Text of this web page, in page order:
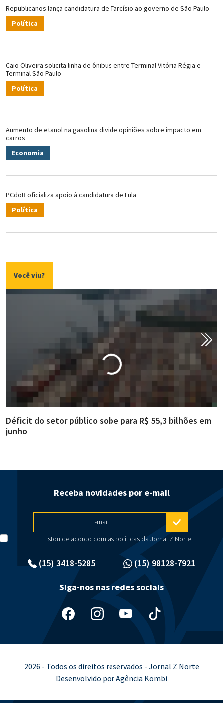
Republicanos lança candidatura de Tarcísio ao governo de São Paulo
Política
Caio Oliveira solicita linha de ônibus entre Terminal Vitória Régia e
Terminal São Paulo
Política
Aumento de etanol na gasolina divide opiniões sobre impacto em
carros
Economia
PCdoB oficializa apoio à candidatura de Lula
Política
Você viu?
Déficit do setor público sobe para R$ 55,3 bilhões em
junho
(15) 3418-5285 (15) 98128-7921
Receba novidades por e-mail
E-mail
Estou de acordo com as políticasda Jornal Z Norte
Siga-nos nas redes sociais
2026 - Todos os direitos reservados - Jornal Z Norte
Desenvolvido por Agência Kombi